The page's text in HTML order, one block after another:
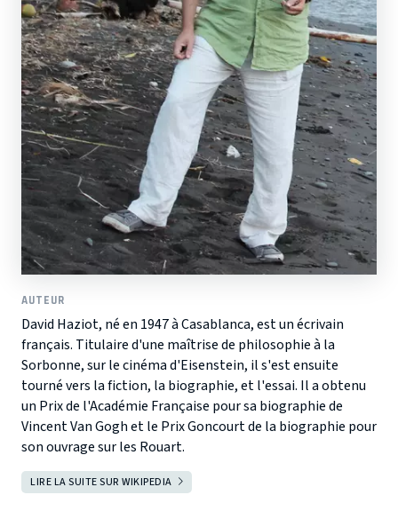
AUTEUR
David Haziot, né en 1947 à Casablanca, est un écrivain
français. Titulaire d'une maîtrise de philosophie à la
Sorbonne, sur le cinéma d'Eisenstein, il s'est ensuite
tourné vers la fiction, la biographie, et l'essai. Il a obtenu
un Prix de l'Académie Française pour sa biographie de
Vincent Van Gogh et le Prix Goncourt de la biographie pour
son ouvrage sur les Rouart.
LIRE LA SUITE SUR WIKIPEDIA